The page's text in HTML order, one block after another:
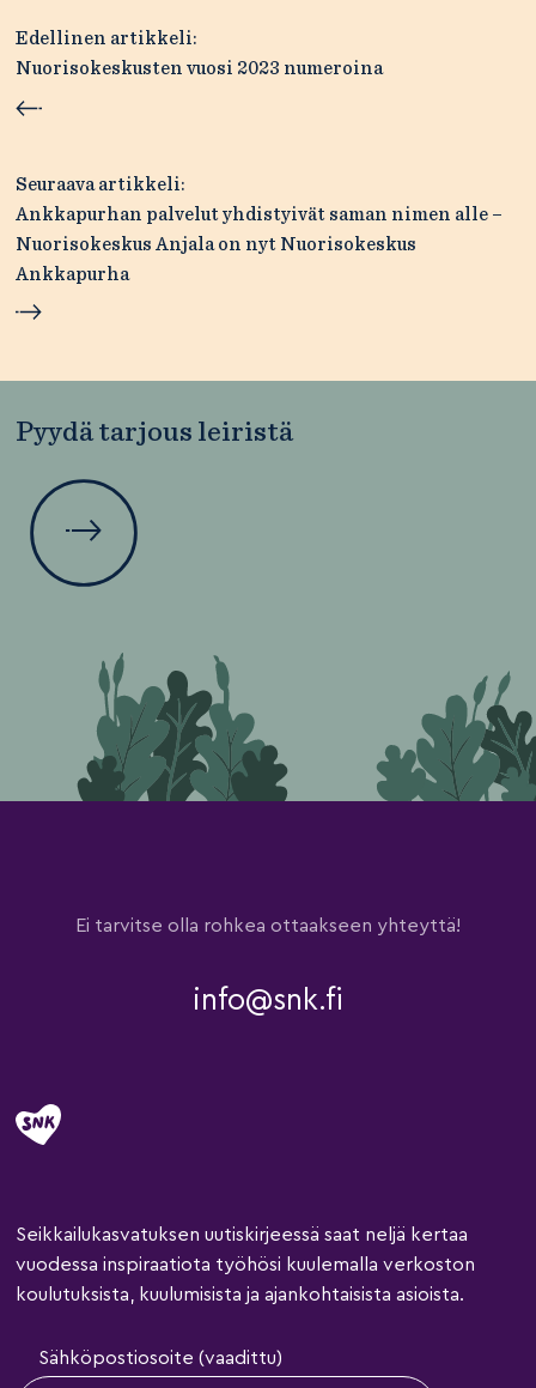
Artikkelien
selaus
Edellinen artikkeli:
Nuorisokeskusten vuosi 2023 numeroina
Seuraava artikkeli:
Ankkapurhan palvelut yhdistyivät saman nimen alle –
Nuorisokeskus Anjala on nyt Nuorisokeskus
Ankkapurha
Pyydä tarjous leiristä
Ei tarvitse olla rohkea ottaakseen yhteyttä!
info@snk.fi
Seikkailukasvatuksen uutiskirjeessä saat neljä kertaa
vuodessa inspiraatiota työhösi kuulemalla verkoston
koulutuksista, kuulumisista ja ajankohtaisista asioista.
Sähköpostiosoite (vaadittu)